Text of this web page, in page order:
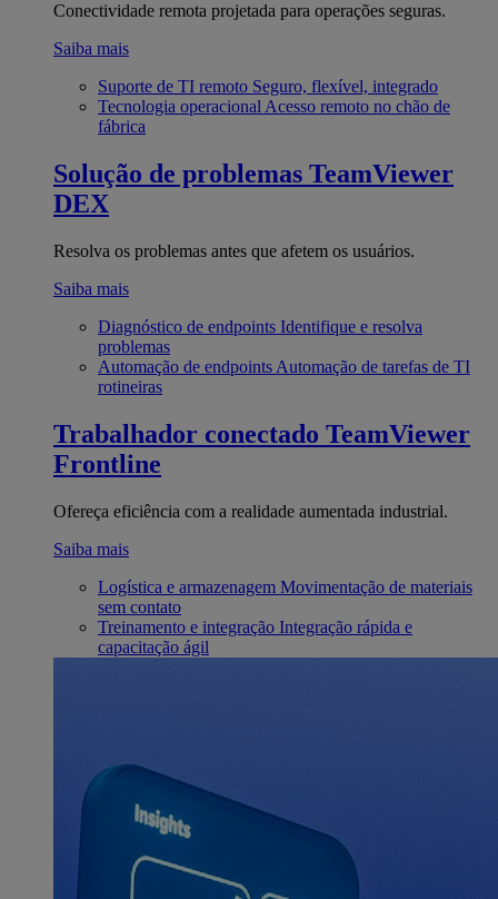
Conectividade remota projetada para operações seguras.
Saiba mais
Suporte de TI remoto Seguro, flexível, integrado
Tecnologia operacional Acesso remoto no chão de
fábrica
Solução de problemas TeamViewer
DEX
Resolva os problemas antes que afetem os usuários.
Saiba mais
Diagnóstico de endpoints Identifique e resolva
problemas
Automação de endpoints Automação de tarefas de TI
rotineiras
Trabalhador conectado TeamViewer
Frontline
Ofereça eficiência com a realidade aumentada industrial.
Saiba mais
Logística e armazenagem Movimentação de materiais
sem contato
Treinamento e integração Integração rápida e
capacitação ágil